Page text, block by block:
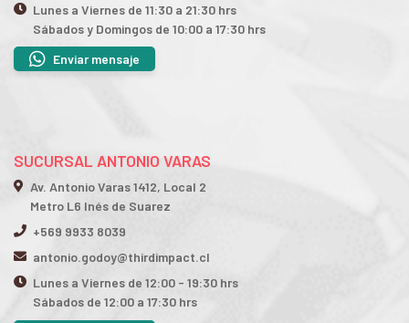
Lunes a Viernes de 11:30 a 21:30 hrs
Sábados y Domingos de 10:00 a 17:30 hrs
Enviar mensaje
SUCURSAL ANTONIO VARAS
Av. Antonio Varas 1412, Local 2
Metro L6 Inés de Suarez
+569 9933 8039
antonio.godoy@thirdimpact.cl
Lunes a Viernes de 12:00 - 19:30 hrs
Sábados de 12:00 a 17:30 hrs